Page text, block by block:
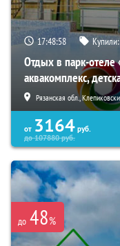
17:48:57 Купили:
Отдых в парк-отеле
аквакомплекс,
Рязанская обл.,
от 3164 руб.
до107880руб.
до 48%